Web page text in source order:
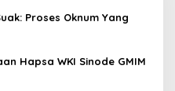
Proses Oknum Yang
Hapsa WKI Sinode GMIM